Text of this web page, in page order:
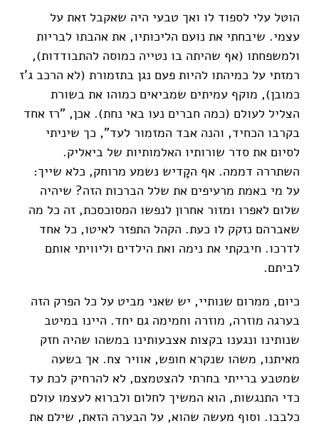
הוטל עלי לספוד לו ואך טבעי היה שאקבל זאת על
עצמי. שיבחתי את נועם הליכותיו, את אהבתו לבריות
ולמשפחתו (אף שהיתה בו נטייה כמוסה להתבודדות),
רמזתי על כמיהתו להיות פעם נגן בתזמורת (לא הרכב ג'ז
כמובן), מוקף עמיתים שמביאים כמוהו את בשורת
הצליל לעולם (כמה חברים נעו באי נחת). אכן, "רז אחד
בקרבו הכחיד, והנה אבד המזמור לעד", כך שיניתי
לסיום את סדר שורותיו האלמותיות של ביאליק.
השתררה דממה. אף הקָדיש נשמע מרוחק, כלא שייך:
על מי באמת מרעיפים את שלל הברכות הזה? שיהיה
שלום לאפרו ומזור אחרון לנפשו המסוכסכת, זה כל מה
שאברהם נזקק לו כעת. הקהל התפזר לאיטו, כל אחד
לדרכו. חיבקתי את נימה ואת הילדים וליוויתי אותם
לביתם.
כיום, ממרום שנותיי, יש שאני מביט על כל הפרק הזה
בערגה מוזרה, מוזרה וחמימה גם יחד. היינו במיטב
שנותינו ונגענו בקצות אצבעותינו במשהו שהיה חזק
מאיתנו, משהו שנקרא חופש, אוויר צח. אך בשעה
שמטבע ברייתי בחרתי להצטמצם, לא להרחיק לכת עד
כדי התנגשות, הוא המשיך לחלום ולברוא לעצמו עולם
כלבבו. וסוף מעשה שהוא, על הבערה הזאת, שילם את